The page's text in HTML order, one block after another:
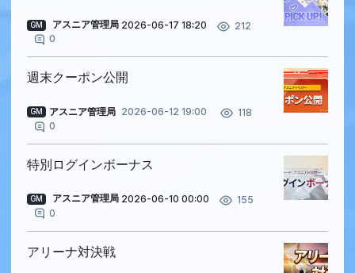
GM アスニア管理局 2026-06-17 18:20
212
0
週末クーポン公開
GM アスニア管理局 2026-06-12 19:00
118
0
特別ログインボーナス
GM アスニア管理局 2026-06-10 00:00
155
0
アリーナ対決戦